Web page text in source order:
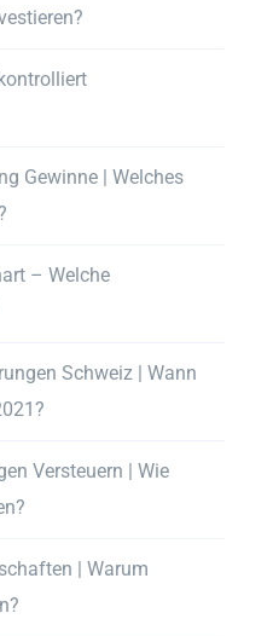
Gewinne | Welches
– Welche
Schweiz | Wann
Versteuern | Wie
| Warum